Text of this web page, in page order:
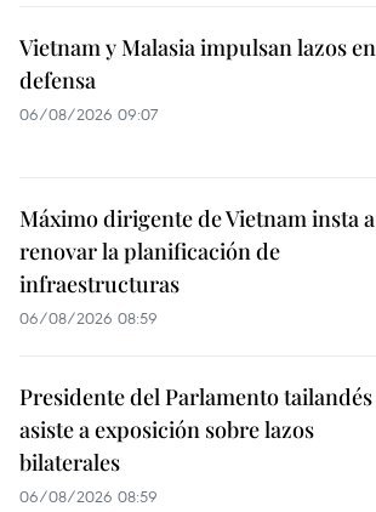
Vietnam y Malasia impulsan lazos en
defensa
06/08/2026 09:07
Máximo dirigente de Vietnam insta a
renovar la planificación de
infraestructuras
06/08/2026 08:59
Presidente del Parlamento tailandés
asiste a exposición sobre lazos
bilaterales
06/08/2026 08:59